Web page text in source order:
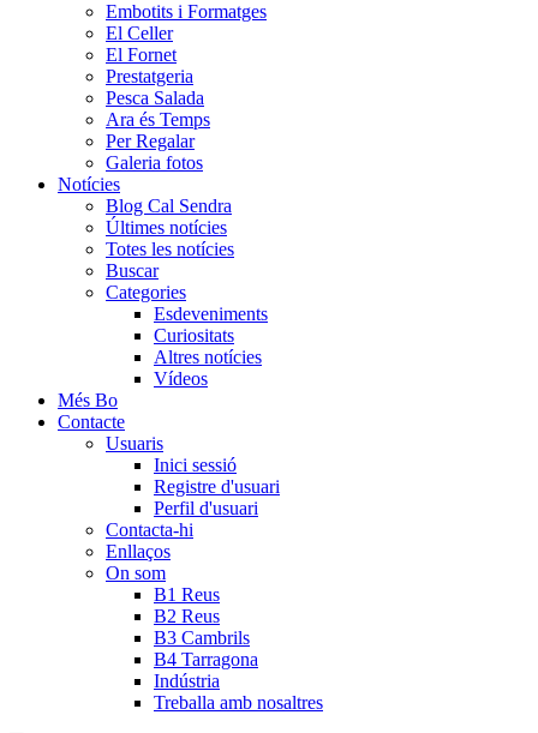
Embotits i Formatges
El Celler
El Fornet
Prestatgeria
Pesca Salada
Ara és Temps
Per Regalar
Galeria fotos
Notícies
Blog Cal Sendra
Últimes notícies
Totes les notícies
Buscar
Categories
Esdeveniments
Curiositats
Altres notícies
Vídeos
Més Bo
Contacte
Usuaris
Inici sessió
Registre d'usuari
Perfil d'usuari
Contacta-hi
Enllaços
On som
B1 Reus
B2 Reus
B3 Cambrils
B4 Tarragona
Indústria
Treballa amb nosaltres